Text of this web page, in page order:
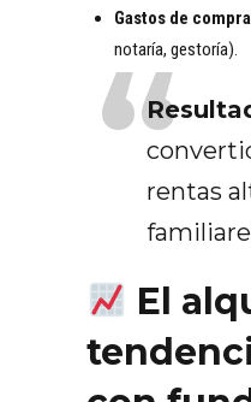
Gastos de
notaría, gestoría).
rentas
El